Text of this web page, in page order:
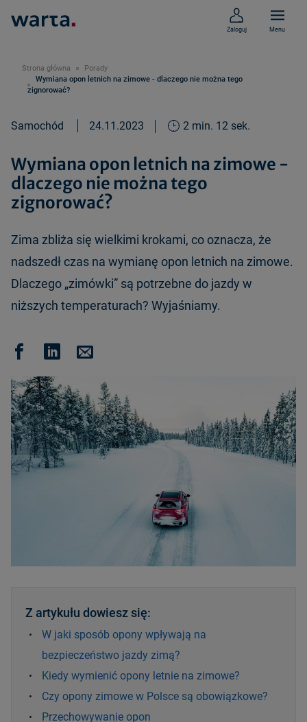
Zaloguj Menu
Strona główna
Porady
Wymiana opon letnich na zimowe - dlaczego nie można tego
zignorować?
Samochód 24.11.2023 2 min. 12 sek.
Wymiana opon letnich na zimowe -
dlaczego nie można tego
zignorować?
Zima zbliża się wielkimi krokami, co oznacza, że
nadszedł czas na wymianę opon letnich na zimowe.
Dlaczego „zimówki” są potrzebne do jazdy w
niższych temperaturach? Wyjaśniamy.
Z artykułu dowiesz się:
W jaki sposób opony wpływają na
bezpieczeństwo jazdy zimą?
Kiedy wymienić opony letnie na zimowe?
Czy opony zimowe w Polsce są obowiązkowe?
Przechowywanie opon